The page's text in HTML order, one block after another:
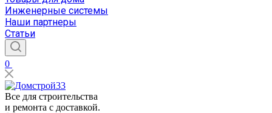
Инженерные системы
Наши партнеры
Статьи
0
Все для строительства
и ремонта с доставкой.